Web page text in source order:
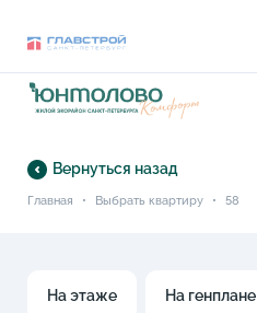
Вернуться назад
Главная • Выбрать квартиру • 58
На этаже На генплане